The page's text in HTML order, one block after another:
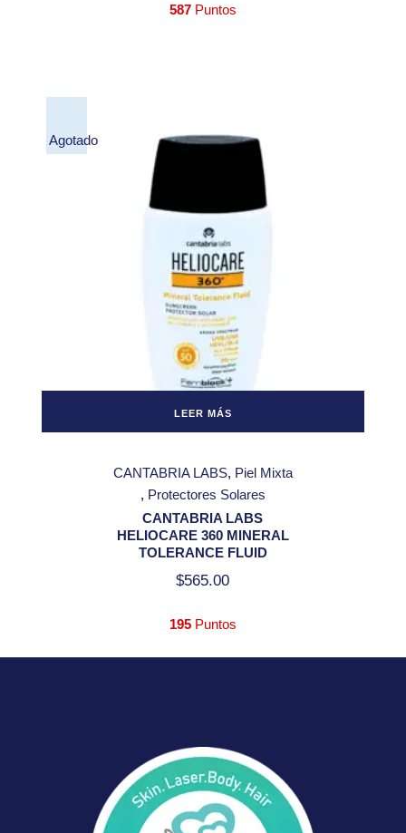
587Puntos
Agotado
LEER MÁS
CANTABRIA LABS Piel Mixta
Protectores Solares
CANTABRIA LABS
HELIOCARE 360 MINERAL
TOLERANCE FLUID
$565.00
195Puntos